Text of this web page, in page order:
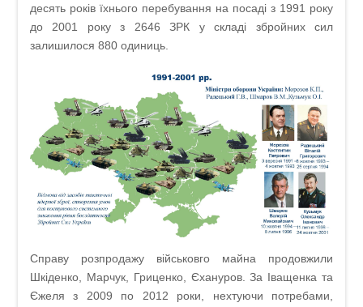
десять років їхнього перебування на посаді з 1991 року
до 2001 року з 2646 ЗРК у складі збройних сил
залишилося 880 одиниць.
Справу розпродажу військовго майна продовжили
Шкіденко, Марчук, Гриценко, Єхануров. За Іващенка та
Єжеля з 2009 по 2012 роки, нехтуючи потребами,